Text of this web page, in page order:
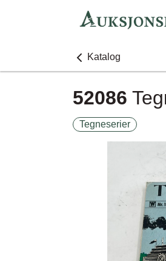
Katalog
52086
Tegneserier